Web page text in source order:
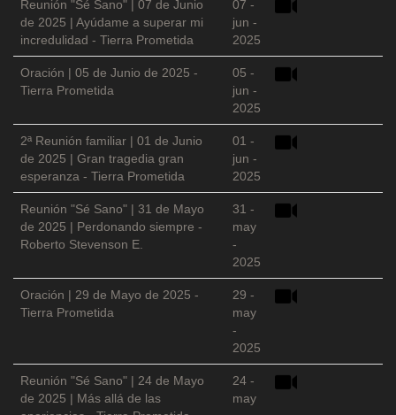
Reunión "Sé Sano" | 07 de Junio
de 2025 | Ayúdame a superar mi
incredulidad - Tierra Prometida
07 -
jun -
2025
Oración | 05 de Junio de 2025 -
Tierra Prometida
05 -
jun -
2025
2ª Reunión familiar | 01 de Junio
de 2025 | Gran tragedia gran
esperanza - Tierra Prometida
01 -
jun -
2025
Reunión "Sé Sano" | 31 de Mayo
de 2025 | Perdonando siempre -
Roberto Stevenson E.
31 -
may
-
2025
Oración | 29 de Mayo de 2025 -
Tierra Prometida
29 -
may
-
2025
Reunión "Sé Sano" | 24 de Mayo
de 2025 | Más allá de las
24 -
may